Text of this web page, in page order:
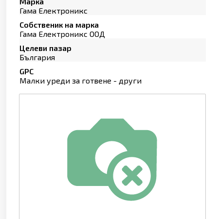
Гама Електроникс
Собственик на марка
Гама Електроникс ООД
Целеви пазар
България
GPC
Малки уреди за готвене - други